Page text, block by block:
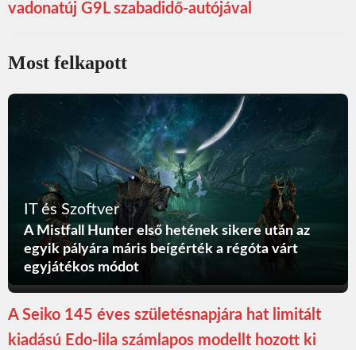
vadonatúj G9L szabadidő-autójával
Most felkapott
IT és Szoftver
A Mistfall Hunter első hetének sikere után az
egyik pályára máris beígérték a régóta várt
egyjátékos módot
A Seiko 145 éves születésnapjára hat limitált
kiadású Edo-lila számlapos modellt hozott ki